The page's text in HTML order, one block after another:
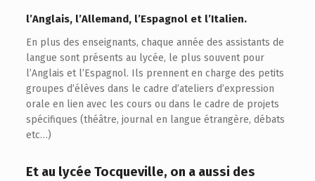
l’Anglais, l’Allemand, l’Espagnol et l’Italien.
En plus des enseignants, chaque année des assistants de
langue sont présents au lycée, le plus souvent pour
l’Anglais et l’Espagnol. Ils prennent en charge des petits
groupes d’élèves dans le cadre d’ateliers d’expression
orale en lien avec les cours ou dans le cadre de projets
spécifiques (théâtre, journal en langue étrangère, débats
etc…)
Et au lycée Tocqueville, on a aussi des